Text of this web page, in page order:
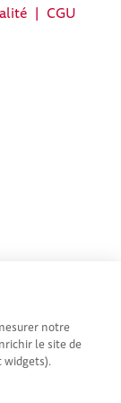
notre
le site de
| CGU